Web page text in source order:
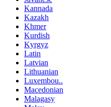
Kannada
Kazakh
Khmer
Kurdish
Kyrgyz
Latin
Latvian
Lithuanian
Luxembou..
Macedonian
Malagasy